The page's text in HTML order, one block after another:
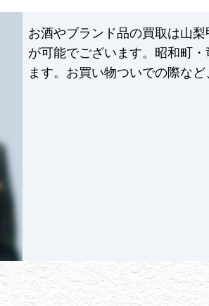
お酒やブランド品の買取は山
が可能でございます。昭和町
ます。お買い物ついでの際な